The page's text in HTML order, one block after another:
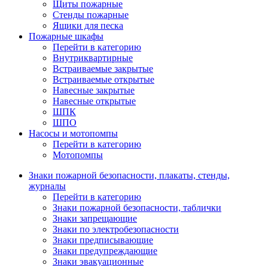
Щиты пожарные
Стенды пожарные
Ящики для песка
Пожарные шкафы
Перейти в категорию
Внутриквартирные
Встраиваемые закрытые
Встраиваемые открытые
Навесные закрытые
Навесные открытые
ШПК
ШПО
Насосы и мотопомпы
Перейти в категорию
Мотопомпы
Знаки пожарной безопасности, плакаты, стенды,
журналы
Перейти в категорию
Знаки пожарной безопасности, таблички
Знаки запрещающие
Знаки по электробезопасности
Знаки предписывающие
Знаки предупреждающие
Знаки эвакуационные